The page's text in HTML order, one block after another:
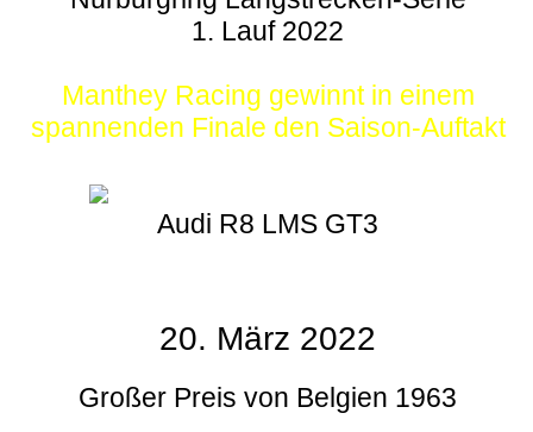
1. Lauf 2022
Manthey Racing gewinnt in einem
spannenden Finale den Saison-Auftakt
Audi R8 LMS GT3
20. März 2022
Großer Preis von Belgien 1963